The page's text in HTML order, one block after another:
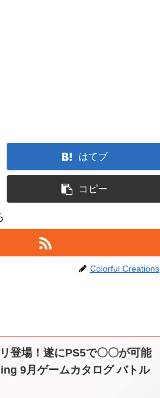
はてブ
コピー
Colorful Creations
登場！遂にPS5で〇〇が可能
9月ゲームカタログ バトル